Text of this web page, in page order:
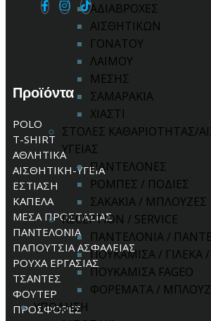
ΑΔΙΑΒΡΟΧΕΣ
ΑΙΣΘΗΤΙΚΩΝ
ΓΟΝΑΤΟΥ
ΛΑΙΜΟΥ
ΜΕΣΗΣ
ΣΑΜΑΡΑΚΙΑ
ΧΙΑΣΤΙ
ΣΤΟΛΕΣ ΚΑΘΑΡΙΟΤΗΤΑΣ/
ΥΓΕΙΑΣ
ΠΑΝΤΕΛΟΝΕΣ
ΡΟΜΠΕΣ / ΠΟΔΙΕΣ
ΣΑΚΑΚΙΑ / ΜΠΛΟΥΖΕΣ
RECEPTION / SERVICE
ΠΑΝΤΕΛΟΝΙΑ /
ΠΟΥΚΑΜΙΣΑ / ΓΙΛΕΚΑ
ΠΟΥΚΑΜΙΣΑ FAGEO
ΦΟΡΕΜΑΤΑ /
ΥΠΟΔΗΣΗ
Προϊόντα
POLO
T-SHIRT
ΑΘΛΗΤΙΚΑ
ΑΙΣΘΗΤΙΚΗ-ΥΓΕΙΑ
ΕΣΤΙΑΣΗ
ΚΑΠΕΛΑ
ΜΕΣΑ ΠΡΟΣΤΑΣΙΑΣ
ΠΑΝΤΕΛΟΝΙΑ
ΠΑΠΟΥΤΣΙΑ ΑΣΦΑΛΕΙΑΣ
ΡΟΥΧΑ ΕΡΓΑΣΙΑΣ
ΤΣΑΝΤΕΣ
ΦΟΥΤΕΡ
ΠΡΟΣΦΟΡΕΣ